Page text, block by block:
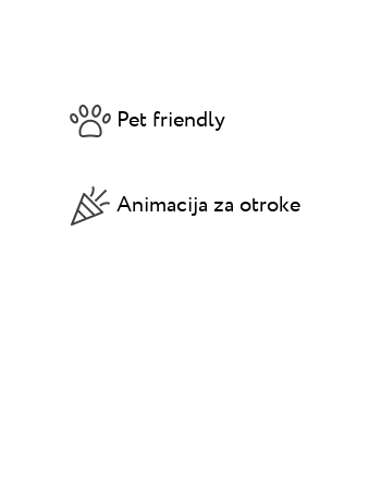
Pet friendly
Animacija za otroke